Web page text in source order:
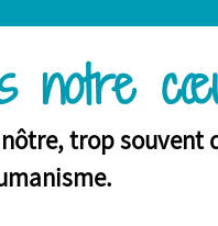
notre
trop souvent